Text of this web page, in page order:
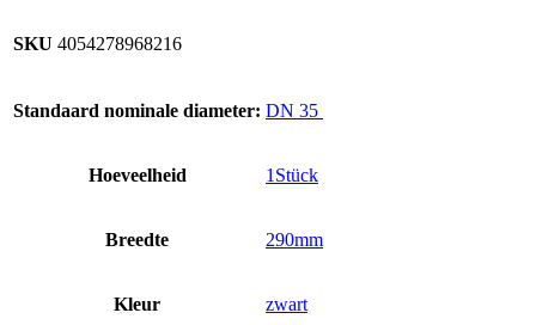
harde
SKU 4054278968216
Standaard nominale diameter: DN 35
Hoeveelheid 1Stück
Breedte 290mm
Kleur zwart